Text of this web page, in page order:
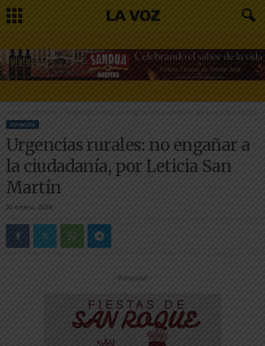
Inicio Opinión Urgencias rurales: no engañar a la ciudadanía, por Leticia San Martín
OPINIÓN
Urgencias rurales: no engañar a
la ciudadanía, por Leticia San
Martín
30 enero, 2026
-- Publicidad --